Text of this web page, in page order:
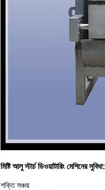
মিষ্টি আলু স্টার্চ ডিওয়াটারিং মেশিনের সুবিধা:
শক্তি সঞ্চয়